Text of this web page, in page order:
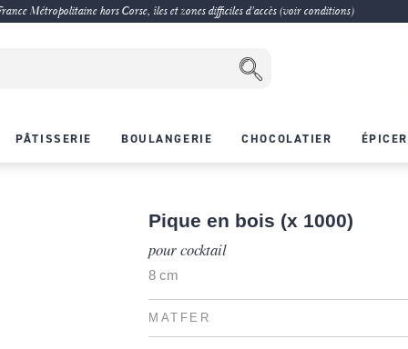
Métropolitaine hors Corse, îles et zones difficiles d'accès (voir conditions)
PÂTISSERIE BOULANGERIE CHOCOLATIER
Pique en bois (x 1000)
pour cocktail
8 cm
MATFER